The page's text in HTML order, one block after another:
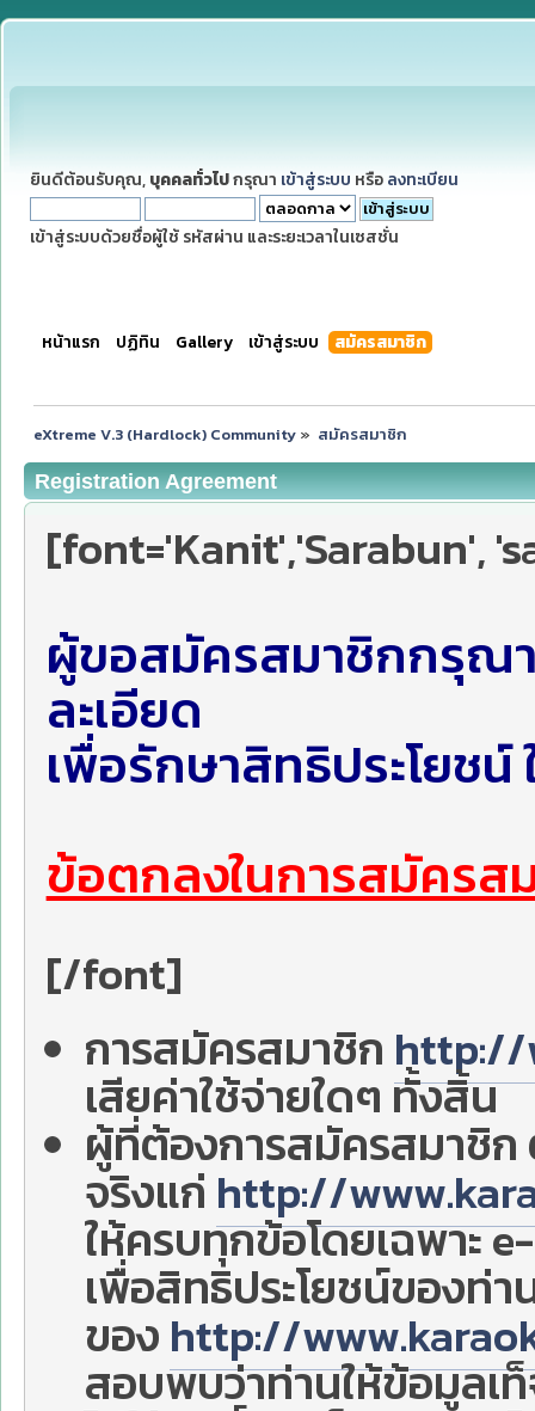
ยินดีต้อนรับคุณ, บุคคลทั่วไปกรุณา เข้าสู่ระบบ หรือ ลงทะเบียน
เข้าสู่ระบบด้วยชื่อผู้ใช้ รหัสผ่าน และระยะเวลาในเซสชั่น
หน้าแรก ปฏิทิน Gallery เข้าสู่ระบบ สมัครสมาชิก
eXtreme V.3 (Hardlock) Community» สมัครสมาชิก
Registration Agreement
[font='Kanit','Sarabun',
ผู้ขอสมัครสมาชิกกรุณ
ละเอียด
เพื่อรักษาสิทธิประโยช
ข้อตกลงในการสมัครส
[/font]
การสมัครสมาชิก http://
เสียค่าใช้จ่ายใดๆ ทั้งสิ้น
ผู้ที่ต้องการสมัครสมาชิก
จริงแก่ http://
ให้ครบทุกข้อโดยเฉพาะ
เพื่อสิทธิประโยชน์ของท่า
ของhttp://
สอบพบว่าท่านให้ข้อมูลเ